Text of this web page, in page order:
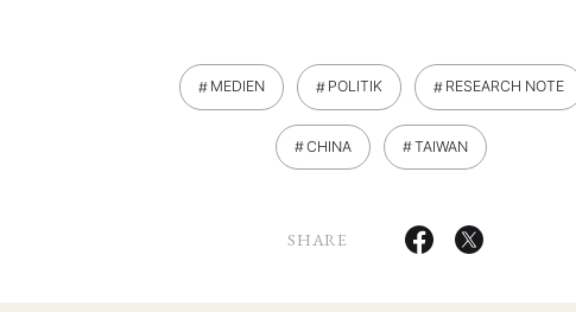
MEDIEN POLITIK RESEARCH NOTE
CHINA TAIWAN
SHARE